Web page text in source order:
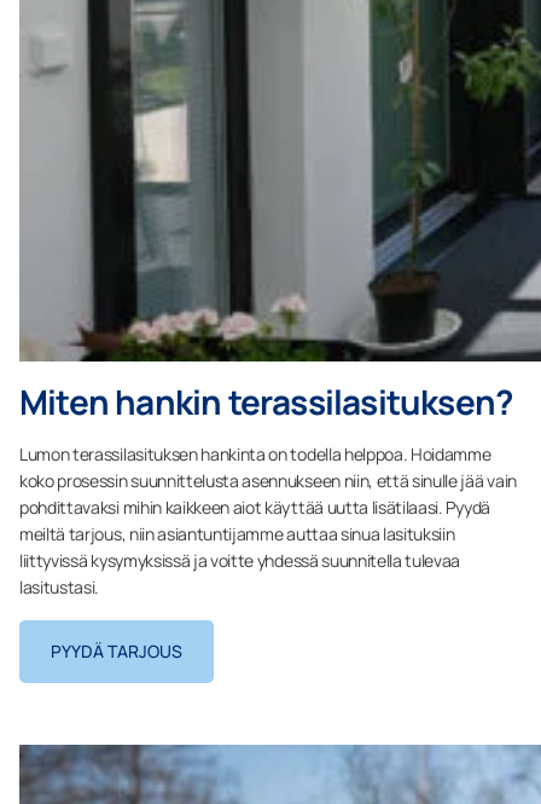
Miten hankin terassilasituksen?
Lumon terassilasituksen hankinta on todella helppoa. Hoidamme
koko prosessin suunnittelusta asennukseen niin, että sinulle jää vain
pohdittavaksi mihin kaikkeen aiot käyttää uutta lisätilaasi. Pyydä
meiltä tarjous, niin asiantuntijamme auttaa sinua lasituksiin
liittyvissä kysymyksissä ja voitte yhdessä suunnitella tulevaa
lasitustasi.
PYYDÄ TARJOUS